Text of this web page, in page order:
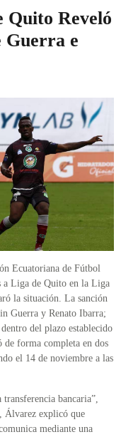
Quito Reveló
Guerra e
Ecuatoriana de Fútbol
a Liga de Quito en la Liga
la situación. La sanción
Guerra y Renato Ibarra;
del plazo establecido
de forma completa en dos
el 14 de noviembre a las
bancaria”,
Álvarez explicó que
mediante una